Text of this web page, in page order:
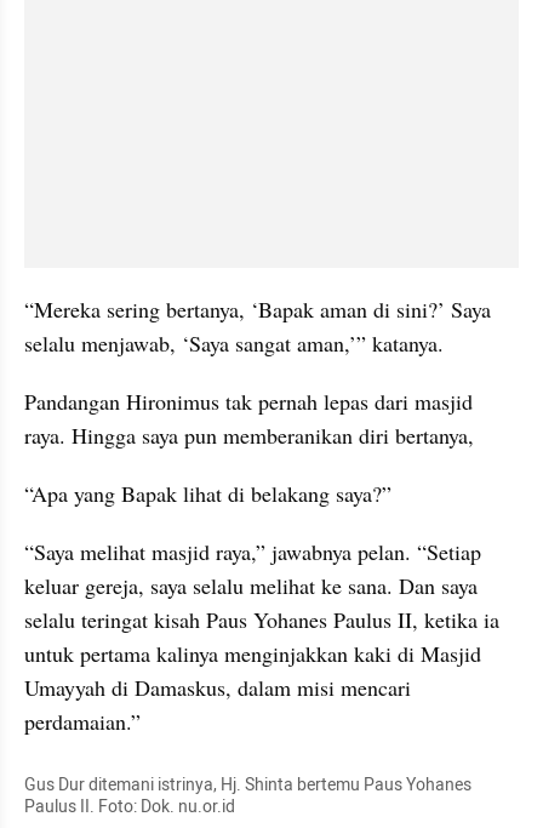
“Mereka sering bertanya, ‘Bapak aman di sini?’ Saya
selalu menjawab, ‘Saya sangat aman,’” katanya.
Pandangan Hironimus tak pernah lepas dari masjid
raya. Hingga saya pun memberanikan diri bertanya,
“Apa yang Bapak lihat di belakang saya?”
“Saya melihat masjid raya,” jawabnya pelan. “Setiap
keluar gereja, saya selalu melihat ke sana. Dan saya
selalu teringat kisah Paus Yohanes Paulus II, ketika ia
untuk pertama kalinya menginjakkan kaki di Masjid
Umayyah di Damaskus, dalam misi mencari
perdamaian.”
Gus Dur ditemani istrinya, Hj. Shinta bertemu Paus Yohanes
Paulus II. Foto: Dok. nu.or.id